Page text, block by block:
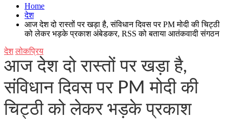
Home
देश
आज देश दो रास्तों पर खड़ा है, संविधान दिवस पर PM मोदी की चिट्ठी
को लेकर भड़के प्रकाश अंबेडकर, RSS को बताया आतंकवादी संगठन
देश लोकप्रिय
आज देश दो रास्तों पर खड़ा है,
संविधान दिवस पर PM मोदी की
चिट्ठी को लेकर भड़के प्रकाश